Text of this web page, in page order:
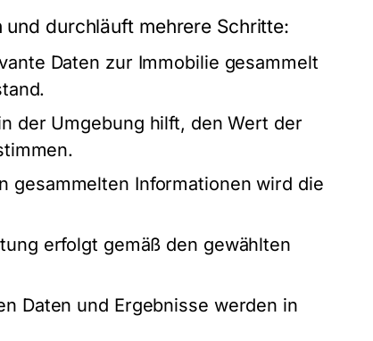
durchläuft mehrere Schritte:
Daten zur Immobilie gesammelt
der Umgebung hilft, den Wert der
gesammelten Informationen wird die
erfolgt gemäß den gewählten
Daten und Ergebnisse werden in